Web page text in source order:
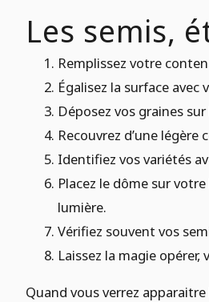
Les semis,
Remplissez votre
Égalisez la surface
Déposez vos graines
Recouvrez d’une
Identifiez vos variétés
Placez le dôme sur
lumière.
Vérifiez souvent vos
Laissez la magie
Quand vous verrez